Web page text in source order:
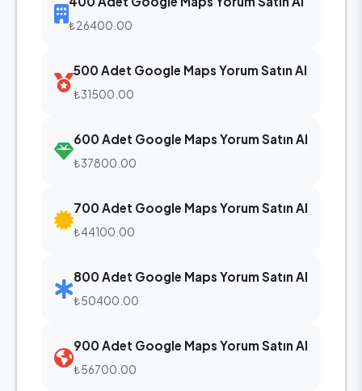
₺26400.00
500 Adet Google Maps Yorum Satın Al
₺31500.00
600 Adet Google Maps Yorum Satın Al
₺37800.00
700 Adet Google Maps Yorum Satın Al
₺44100.00
800 Adet Google Maps Yorum Satın Al
₺50400.00
900 Adet Google Maps Yorum Satın Al
₺56700.00